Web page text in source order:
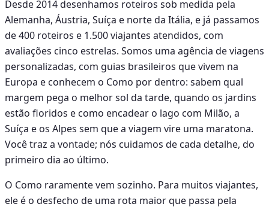
Desde 2014 desenhamos roteiros sob medida pela
Alemanha, Áustria, Suíça e norte da Itália, e já passamos
de 400 roteiros e 1.500 viajantes atendidos, com
avaliações cinco estrelas. Somos uma agência de viagens
personalizadas, com guias brasileiros que vivem na
Europa e conhecem o Como por dentro: sabem qual
margem pega o melhor sol da tarde, quando os jardins
estão floridos e como encadear o lago com Milão, a
Suíça e os Alpes sem que a viagem vire uma maratona.
Você traz a vontade; nós cuidamos de cada detalhe, do
primeiro dia ao último.
O Como raramente vem sozinho. Para muitos viajantes,
ele é o desfecho de uma rota maior que passa pela